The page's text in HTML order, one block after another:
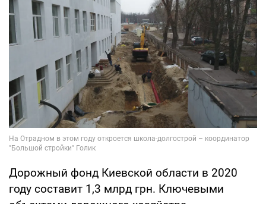
Дорожный фонд Киевской области в 2020
году составит 1,3 млрд грн. Ключевыми